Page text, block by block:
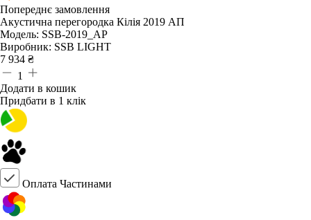
Попереднє замовлення
Акустична перегородка Кілія 2019 АП
Модель: SSB-2019_AP
Виробник: SSB LIGHT
7 934 ₴
1
Додати в кошик
Придбати в 1 клік
Оплата Частинами